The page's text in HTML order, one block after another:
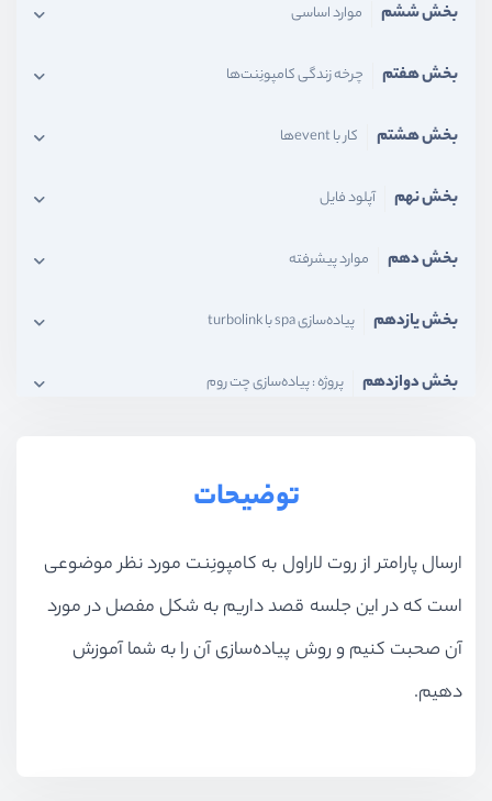
بخش ششم موارد اساسی
بخش هفتم چرخه زندگی کامپونِنت‌ها
بخش هشتم کار با eventها
بخش نهم آپلود فایل
بخش دهم موارد پیشرفته
بخش یازدهم پیاده‌سازی spa با turbolink
بخش دوازدهم پروژه : پیاده‌سازی چت روم
توضیحات
ارسال پارامتر از روت لاراول به کامپونِنت مورد نظر موضوعی
است که در این جلسه قصد داریم به شکل مفصل در مورد
آن صحبت کنیم و روش پیاده‌سازی آن را به شما آموزش
دهیم.